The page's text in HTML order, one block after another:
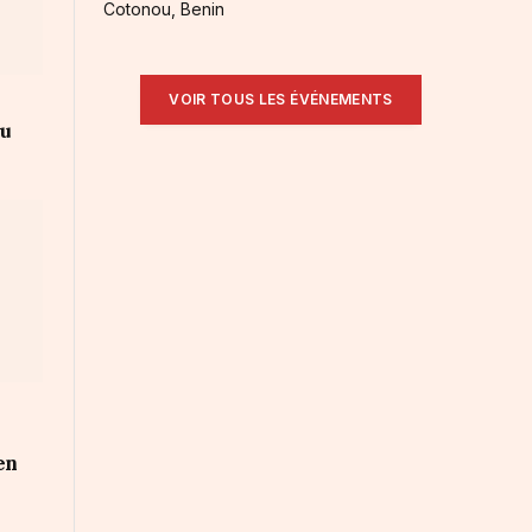
Cotonou, Benin
VOIR TOUS LES ÉVÉNEMENTS